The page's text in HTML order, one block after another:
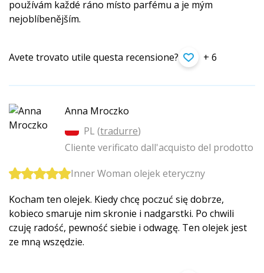
používám každé ráno místo parfému a je mým
nejoblíbenějším.
Avete trovato utile questa recensione? + 6
Anna Mroczko
PL (tradurre)
Cliente verificato dall'acquisto del prodotto
Inner Woman olejek eteryczny
Kocham ten olejek. Kiedy chcę poczuć się dobrze,
kobieco smaruje nim skronie i nadgarstki. Po chwili
czuję radość, pewność siebie i odwagę. Ten olejek jest
ze mną wszędzie.